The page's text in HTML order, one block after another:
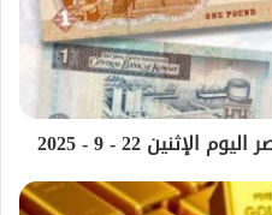
22 - 9 - 2025